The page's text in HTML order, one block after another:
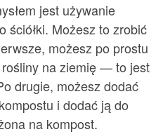
jest używanie
ściółki. Możesz to zrobić
możesz po prostu
na ziemię — to jest
drugie, możesz dodać
i dodać ją do
na kompost.